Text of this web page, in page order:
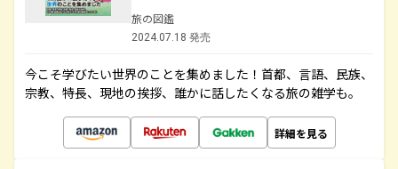
旅の図鑑
2024.07.18 発売
今こそ学びたい世界のことを集めました！首都、言語、民族、
宗教、特長、現地の挨拶、誰かに話したくなる旅の雑学も。
詳細を見る